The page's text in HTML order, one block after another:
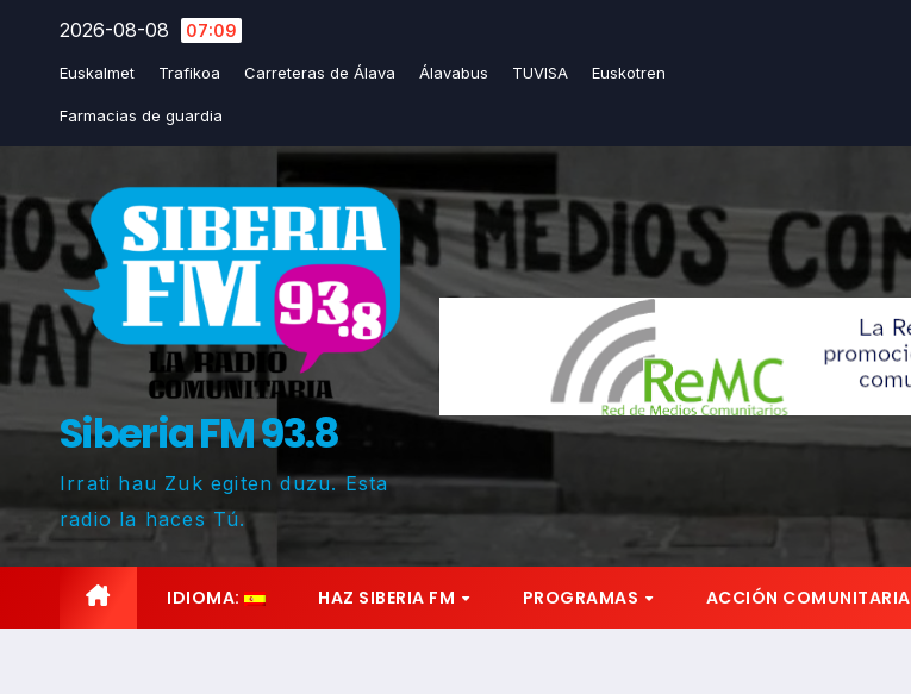
2026-08-08 07:09
Euskalmet Trafikoa Carreteras de Álava Álavabus TUVISA Euskotren
Farmacias de guardia
Siberia FM 93.8
Irrati hau Zuk egiten duzu. Esta
radio la haces Tú.
IDIOMA: HAZ SIBERIA FM PROGRAMAS ACCIÓN COMUNITARIA